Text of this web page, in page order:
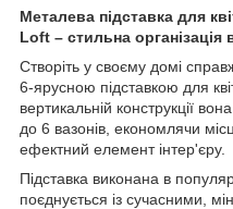
Металева підставка для
Loft – стильна
Створіть у своєму домі
6-ярусною підставкою для
вертикальній конструкції
до 6 вазонів, економлячи
ефектний елемент інтер'єру.
Підставка виконана в
поєднується із сучасними,